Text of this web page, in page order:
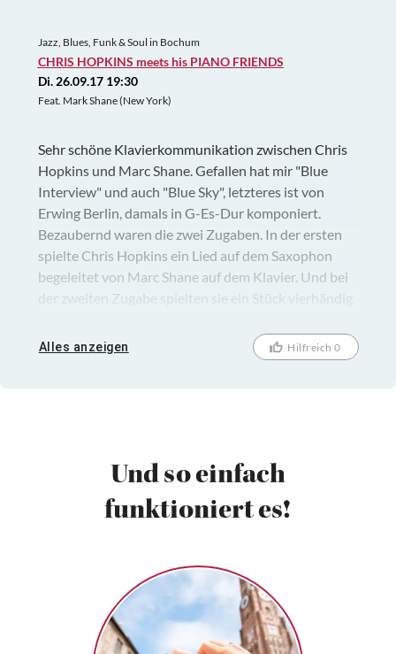
Jazz, Blues, Funk & Soul in Bochum
CHRIS HOPKINS meets his PIANO FRIENDS
Di. 26.09.17 19:30
Feat. Mark Shane (New York)
Sehr schöne Klavierkommunikation zwischen Chris
Hopkins und Marc Shane. Gefallen hat mir "Blue
Interview" und auch "Blue Sky", letzteres ist von
Erwing Berlin, damals in G-Es-Dur komponiert.
Bezaubernd waren die zwei Zugaben. In der ersten
spielte Chris Hopkins ein Lied auf dem Saxophon
begeleitet von Marc Shane auf dem Klavier. Und bei
der zweiten Zugabe spielten sie ein Stück vierhändig
und ärgerten sich gegenseitig, es machte richtig Spaß,
Alles anzeigen Hilfreich 0
Und so einfach
funktioniert es!